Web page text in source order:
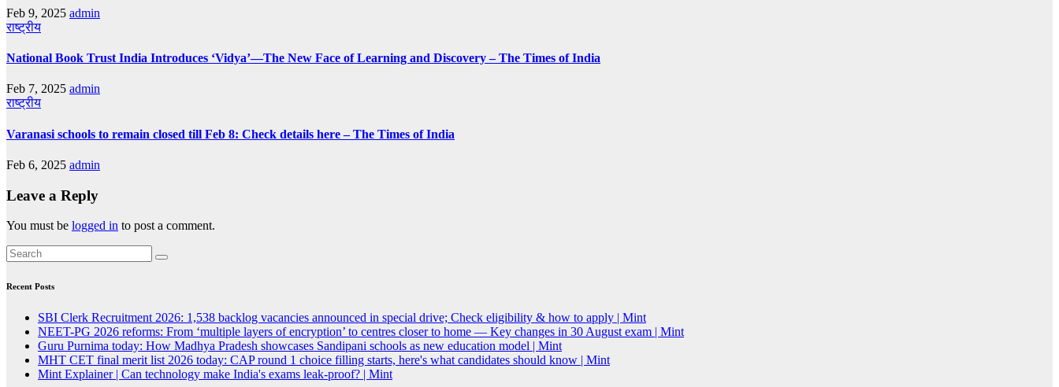
Feb 9, 2025 admin
राष्ट्रीय
National Book Trust India Introduces ‘Vidya’—The New Face of Learning and Discovery – The Times of India
Feb 7, 2025 admin
राष्ट्रीय
Varanasi schools to remain closed till Feb 8: Check details here – The Times of India
Feb 6, 2025 admin
Leave a Reply
You must be logged in to post a comment.
Recent Posts
SBI Clerk Recruitment 2026: 1,538 backlog vacancies announced in special drive; Check eligibility & how to apply | Mint
NEET-PG 2026 reforms: From ‘multiple layers of encryption’ to centres closer to home — Key changes in 30 August exam | Mint
Guru Purnima today: How Madhya Pradesh showcases Sandipani schools as new education model | Mint
MHT CET final merit list 2026 today: CAP round 1 choice filling starts, here's what candidates should know | Mint
Mint Explainer | Can technology make India's exams leak-proof? | Mint